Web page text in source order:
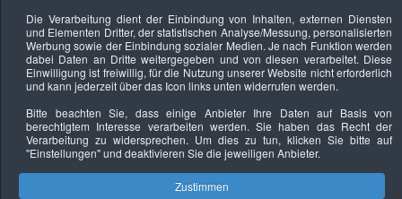
18. Mai
Keine Events an diesem Datum
Freitag
19. Mai
Keine Events an diesem Datum
Samstag
Sonntag
21. Mai
Keine Events an diesem Datum
Die Verarbeitung dient der Einbindung von Inhalten, externen Diensten
und Elementen Dritter, der statistischen Analyse/Messung, personalisierten
Werbung sowie der Einbindung sozialer Medien. Je nach Funktion werden
dabei Daten an Dritte weitergegeben und von diesen verarbeitet. Diese
Einwilligung ist freiwillig, für die Nutzung unserer Website nicht erforderlich
und kann jederzeit über das Icon links unten widerrufen werden.
Bitte beachten Sie, dass einige Anbieter Ihre Daten auf Basis von
berechtigtem Interesse verarbeiten werden. Sie haben das Recht der
Verarbeitung zu widersprechen. Um dies zu tun, klicken Sie bitte auf
"Einstellungen"und deaktivieren Sie die jeweiligen Anbieter.
Zustimmen